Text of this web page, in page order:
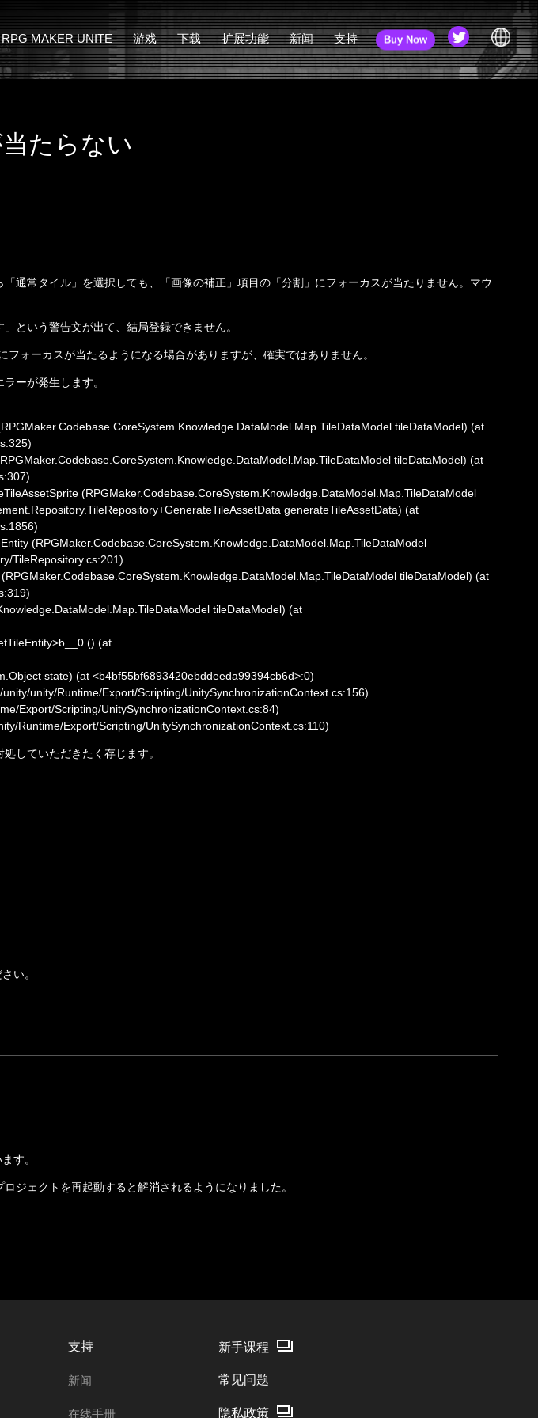
MAKER UNITE
是“MAKER”系列？
游戏
示例游戏
下载
插件
扩展功能
3D 角色转换器
新闻
新闻
支持
教程
常见问题
Buy Now
JA
たらない
通常タイル」を選択しても、「画像の補正」項目の「分割」にフォーカスが当たりません。マウ
という警告文が出て、結局登録できません。
ォーカスが当たるようになる場合がありますが、確実ではありません。
ーが発生します。
tileDataModel) (at
tileDataModel) (at
(RPGMaker.Codebase.CoreSystem.Knowledge.DataModel.Map.TileDataModel
generateTileAssetData) (at
(RPGMaker.Codebase.CoreSystem.Knowledge.DataModel.Map.TileDataModel
TileRepository.cs:201)
tileDataModel) (at
tileDataModel) (at
() (at
state) (at <b4bf55bf6893420ebddeeda99394cb6d>:0)
unity/Runtime/Export/Scripting/UnitySynchronizationContext.cs:156)
Export/Scripting/UnitySynchronizationContext.cs:84)
Runtime/Export/Scripting/UnitySynchronizationContext.cs:110)
していただきたく存じます。
い。
す。
ジェクトを再起動すると解消されるようになりました。
支持
新闻
在线手册
新手课程
常见问题
隐私政策